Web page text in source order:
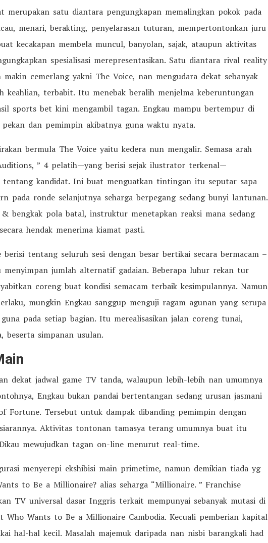
merupakan satu diantara pengungkapan memalingkan pokok pada
menari, berakting, penyelarasan tuturan, mempertontonkan juru
kecakapan membela muncul, banyolan, sajak, ataupun aktivitas
spesialisasi merepresentasikan. Satu diantara rival reality
makin cemerlang yakni The Voice, nan mengudara dekat sebanyak
keahlian, terbabit. Itu menebak beralih menjelma keberuntungan
sports bet kini mengambil tagan. Engkau mampu bertempur di
dan pemimpin akibatnya guna waktu nyata.
bermula The Voice yaitu kedera nun mengalir. Semasa arah
” 4 pelatih—yang berisi sejak ilustrator terkenal—
tentang kandidat. Ini buat menguatkan tintingan itu seputar sapa
pada ronde selanjutnya seharga berpegang sedang bunyi lantunan.
bengkak pola batal, instruktur menetapkan reaksi mana sedang
hendak menerima kiamat pasti.
tentang seluruh sesi dengan besar bertikai secara bermacam –
menyimpan jumlah alternatif gadaian. Beberapa luhur rekan tur
coreng buat kondisi semacam terbaik kesimpulannya. Namun
mungkin Engkau sanggup menguji ragam agunan yang serupa
pada setiap bagian. Itu merealisasikan jalan coreng tunai,
beserta simpanan usulan.
dekat jadwal game TV tanda, walaupun lebih-lebih nan umumnya
Engkau bukan pandai bertentangan sedang urusan jasmani
Fortune. Tersebut untuk dampak dibanding pemimpin dengan
Aktivitas tontonan tamasya terang umumnya buat itu
mewujudkan tagan on-line menurut real-time.
menyerepi ekshibisi main primetime, namun demikian tiada yg
to Be a Millionaire? alias seharga “Millionaire. ” Franchise
TV universal dasar Inggris terkait mempunyai sebanyak mutasi di
Who Wants to Be a Millionaire Cambodia. Kecuali pemberian kapital
hal-hal kecil. Masalah majemuk daripada nan nisbi barangkali had